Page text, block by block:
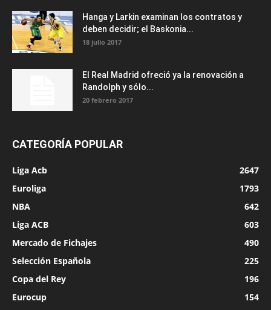
Hanga y Larkin examinan los contratos y
deben decidir; el Baskonia...
18 julio 2017
El Real Madrid ofreció ya la renovación a
Randolph y sólo...
20 febrero 2017
CATEGORÍA POPULAR
Liga Acb
2647
Euroliga
1793
NBA
642
Liga ACB
603
Mercado de Fichajes
490
Selección Española
225
Copa del Rey
196
Eurocup
154